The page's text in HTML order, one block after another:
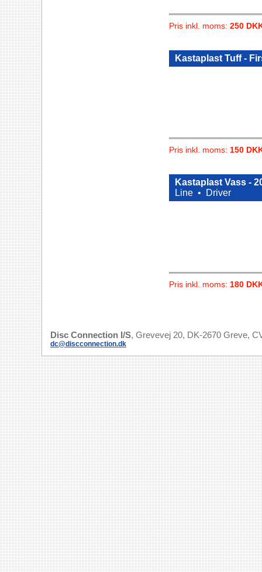
Pris inkl. moms: 250
Kastaplast Tuff -
Pris inkl. moms: 150
Kastaplast Vass -
Line •
Driver
Pris inkl. moms: 180
Disc Connection I/S, Grevevej 20, DK-2670 Greve,
dc@discconnection.dk